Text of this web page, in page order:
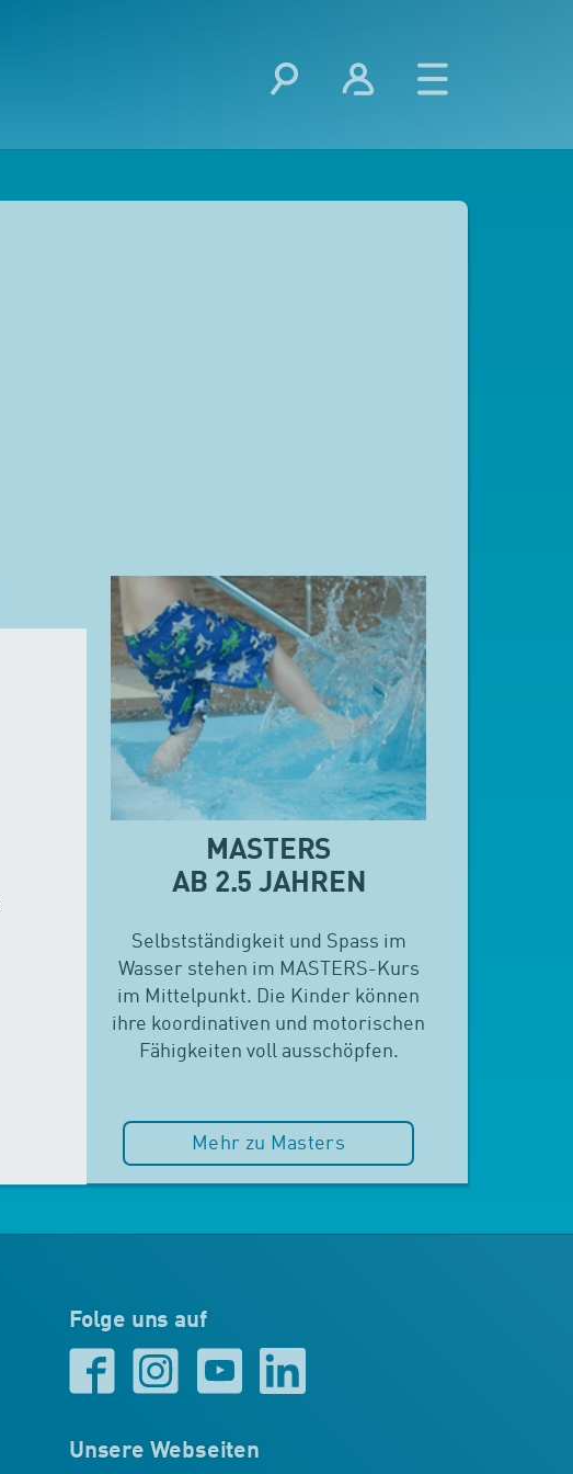
MASTERS
AB 2.5 JAHREN
Selbstständigkeit und Spass im
Wasser stehen im MASTERS-Kurs
im Mittelpunkt. Die Kinder können
ihre koordinativen und motorischen
Fähigkeiten voll ausschöpfen.
Mehr zu Masters
Folge uns auf
Unsere Webseiten